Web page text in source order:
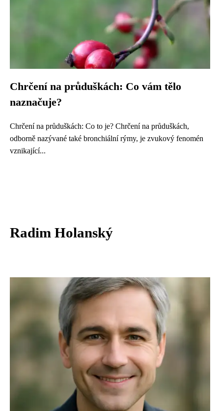
Chrčení na průduškách: Co vám tělo
naznačuje?
Chrčení na průduškách: Co to je? Chrčení na průduškách,
odborně nazývané také bronchiální rýmy, je zvukový fenomén
vznikající...
Radim Holanský